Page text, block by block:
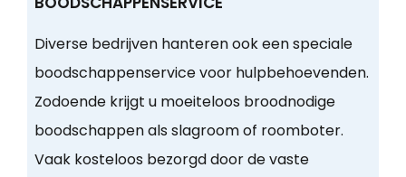
Diverse bedrijven hanteren ook een speciale
boodschappenservice voor hulpbehoevenden.
Zodoende krijgt u moeiteloos broodnodige
boodschappen als slagroom of roomboter.
Vaak kosteloos bezorgd door de vaste